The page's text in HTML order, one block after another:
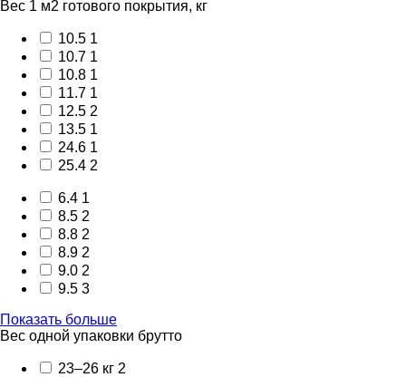
Вес 1 м2 готового покрытия, кг
10.5 1
10.7 1
10.8 1
11.7 1
12.5 2
13.5 1
24.6 1
25.4 2
6.4 1
8.5 2
8.8 2
8.9 2
9.0 2
9.5 3
Показать больше
Вес одной упаковки брутто
23–26 кг 2